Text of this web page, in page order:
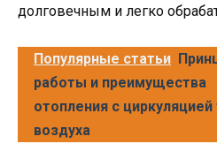
долговечным и легко
Популярные статьи
работы и преимущества
отопления с циркуляцией
воздуха